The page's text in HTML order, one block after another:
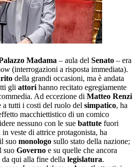
Madama – aula del Senato – era
(interrogazioni a risposta immediata).
della grandi occasioni, ma è andata
gli attori hanno recitato egregiamente
Ad eccezione di Matteo Renzi
a tutti i costi del ruolo del simpatico, ha
macchiettistico di un comico
nessuno con le sue battute fuori
in veste di attrice protagonista, ha
suo monologo sullo stato della nazione;
suo Governo e su quelle che ancora
da qui alla fine della legislatura.